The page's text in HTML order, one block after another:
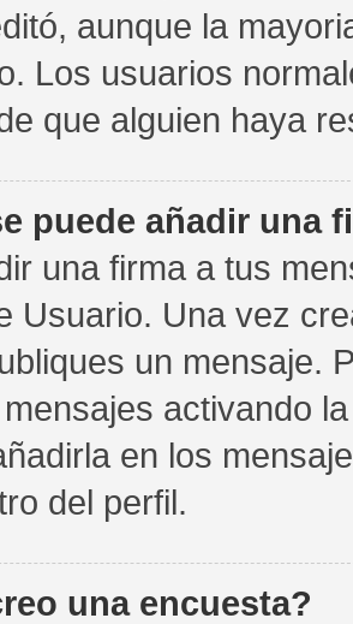
aunque la
Los usuarios
que alguien haya
puede añadir una
una firma a tus
Usuario. Una vez
un mensaje.
activando
en los
del perfil.
una encuesta?